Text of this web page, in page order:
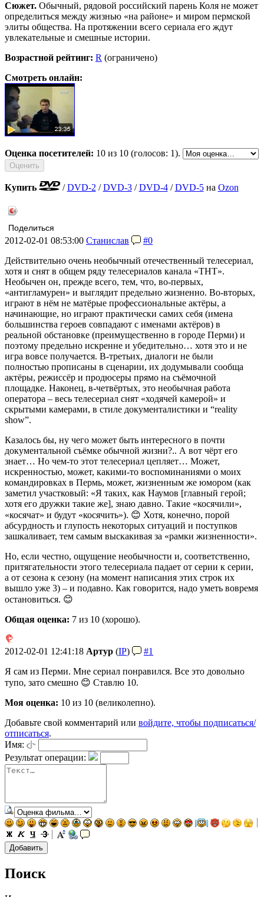
Сюжет. Обычный, рядовой российский парень Коля не может
определиться между жизнью «на районе» и миром пермской
элиты общества. На протяжении всего сериала его ждут
увлекательные и смешные истории.
Возрастной рейтинг: R (ограничено)
Смотреть онлайн:
Оценка посетителей: 10 из 10 (голосов: 1).
Купить /DVD-2 /DVD-3/DVD-4/DVD-5на Ozon
Поделиться
2012-02-01 08:53:00 Станислав
#0
Действительно очень необычный отечественный телесериал,
хотя и снят в общем ряду телесериалов канала «ТНТ».
Необычен он, прежде всего, тем, что, во-первых,
«антигламурен» и выглядит предельно жизненно. Во-вторых,
играют в нём не матёрые профессиональные актёры, а
начинающие, но играют практически самих себя (имена
большинства героев совпадают с именами актёров) в
реальной обстановке (преимущественно в городе Перми) и
поэтому предельно искренне и убедительно… хотя это и не
игра вовсе получается. В-третьих, диалоги не были
полностью прописаны в сценарии, их додумывали сообща
актёры, режиссёр и продюсеры прямо на съёмочной
площадке. Наконец, в-четвёртых, это необычная работа
оператора – весь телесериал снят «ходячей камерой» и
скрытыми камерами, в стиле документалистики и “reality
show”.
Казалось бы, ну чего может быть интересного в почти
документальной съёмке обычной жизни?.. А вот чёрт его
знает… Но чем-то этот телесериал цепляет… Может,
искренностью, может, какими-то воспоминаниями о моих
командировках в Пермь, может, жизненным же юмором (как
заметил участковый: «Я таких, как Наумов [главный герой;
хотя его дружки такие же], знаю давно. Такие «косячили»,
«косячат» и будут «косячить»). 😊 Хотя, конечно, порой
абсурдность и глупость некоторых ситуаций и поступков
зашкаливает, тем самым выскакивая за «рамки жизненности».
Но, если честно, ощущение необычности и, соответственно,
притягательности этого телесериала падает от серии к серии,
а от сезона к сезону (на момент написания этих строк их
вышло уже 3) – и подавно. Как говорится, надо уметь вовремя
остановиться. 😊
Общая оценка: 7 из 10 (хорошо).
2012-02-01 12:41:18 Артур (IP)
#1
Я сам из Перми. Мне сериал понравился. Все это довольно
тупо, зато смешно 😊 Ставлю 10.
Моя оценка: 10 из 10 (великолепно).
Добавьте свой комментарий или войдите, чтобы подписаться/
отписаться.
Имя:
Результат операции:
Поиск